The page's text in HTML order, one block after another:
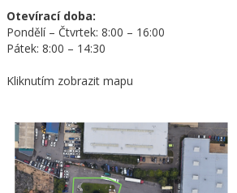
Otevírací doba:
Pondělí – Čtvrtek: 8:00 – 16:00
Pátek: 8:00 – 14:30
Kliknutím zobrazit mapu